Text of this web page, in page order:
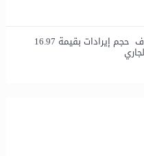
عاجل .. سيدبك تستهدف حجم إيرادات بقيمة 16.97